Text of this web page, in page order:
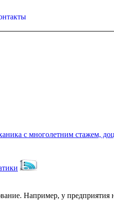
с многолетним стажем,
Например, у предприятия